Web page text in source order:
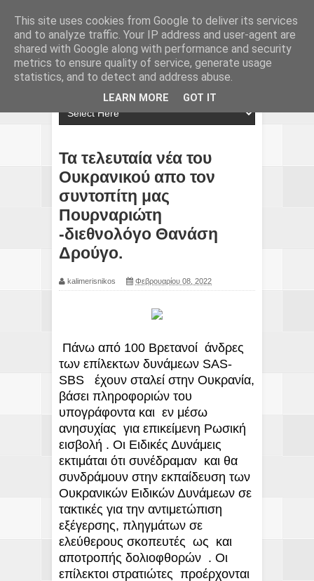
Τα τελευταία νέα του
Ουκρανικού απο τον
συντοπίτη μας
Πουρναριώτη
-διεθνολόγο Θανάση
Δρούγο.
kalimerisnikos Φεβρουαρίου 08, 2022
Πάνω από 100 Βρετανοί  άνδρες
των επίλεκτων δυνάμεων SAS-
SBS   έχουν σταλεί στην Ουκρανία,
βάσει πληροφοριών του
υπογράφοντα και  εν μέσω
ανησυχίας  για επικείμενη Ρωσική
εισβολή . Οι Ειδικές Δυνάμεις
εκτιμάται ότι συνέδραμαν  και θα
συνδράμουν στην εκπαίδευση των
Ουκρανικών Ειδικών Δυνάμεων σε
τακτικές για την αντιμετώπιση
εξέγερσης, πληγμάτων σε
ελεύθερους σκοπευτές  ως  και
αποτροπής δολιοφθορών  . Οι
επίλεκτοι στρατιώτες  προέρχονται
This site uses cookies from Google to deliver its services
and to analyze traffic. Your IP address and user-agent are
shared with Google along with performance and security
metrics to ensure quality of service, generate usage
statistics, and to detect and address abuse.
LEARN MORE GOT IT